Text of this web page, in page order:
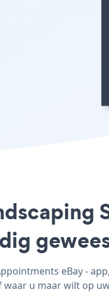
eBay -
u maar wilt op